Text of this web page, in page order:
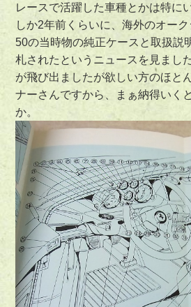
レースで活躍した車種とかは特に
しか2年前くらいに、海外のオー
50の当時物の純正ケースと取扱説
札されたというニュースを見まし
が飛び出ましたが欲しい方のほと
ナーさんですから、まぁ納得いく
か。